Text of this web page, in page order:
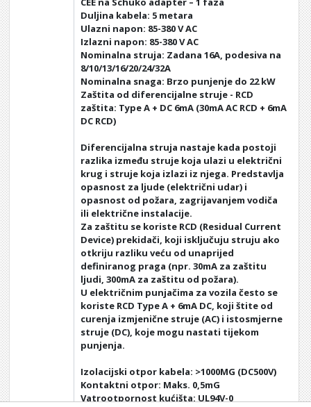
Duljina kabela: 5 metara
Ulazni napon: 85-380 V AC
Izlazni napon: 85-380 V AC
Nominalna struja: Zadana 16A, podesiva na
8/10/13/16/20/24/32A
Nominalna snaga: Brzo punjenje do 22 kW
Zaštita od diferencijalne struje - RCD
zaštita: Type A + DC 6mA (30mA AC RCD + 6mA
DC RCD)
Diferencijalna struja nastaje kada postoji
razlika između struje koja ulazi u električni
krug i struje koja izlazi iz njega. Predstavlja
opasnost za ljude (električni udar) i
opasnost od požara, zagrijavanjem vodiča
ili električne instalacije.
Za zaštitu se koriste RCD (Residual Current
Device) prekidači, koji isključuju struju ako
otkriju razliku veću od unaprijed
definiranog praga (npr. 30mA za zaštitu
ljudi, 300mA za zaštitu od požara).
U električnim punjačima za vozila često se
koriste RCD Type A + 6mA DC, koji štite od
curenja izmjenične struje (AC) i istosmjerne
struje (DC), koje mogu nastati tijekom
punjenja.
Izolacijski otpor kabela: >1000MG (DC500V)
Kontaktni otpor: Maks. 0,5mG
Vatrootpornost kućišta: UL94V-0